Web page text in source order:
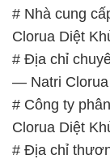
# Nhà cung
Clorua Diệt
# Địa chỉ
— Natri Clorua
# Công ty
Clorua Diệt
# Địa chỉ